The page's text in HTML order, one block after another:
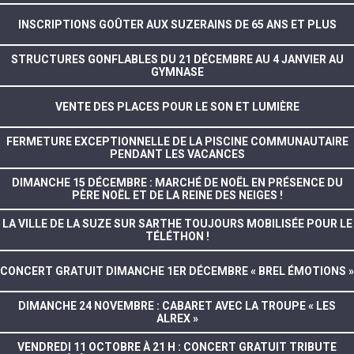
INSCRIPTIONS GOÛTER AUX SUZERAINS DE 65 ANS ET PLUS
STRUCTURES GONFLABLES DU 21 DÉCEMBRE AU 4 JANVIER AU
GYMNASE
VENTE DES PLACES POUR LE SON ET LUMIÈRE
FERMETURE EXCEPTIONNELLE DE LA PISCINE COMMUNAUTAIRE
PENDANT LES VACANCES
DIMANCHE 15 DÉCEMBRE : MARCHÉ DE NOËL EN PRÉSENCE DU
PÈRE NOËL ET DE LA REINE DES NEIGES !
LA VILLE DE LA SUZE SUR SARTHE TOUJOURS MOBILISÉE POUR LE
TÉLÉTHON !
CONCERT GRATUIT DIMANCHE 1ER DÉCEMBRE « BREL ÉMOTIONS »
DIMANCHE 24 NOVEMBRE : CABARET AVEC LA TROUPE « LES
ALREX »
VENDREDI 11 OCTOBRE À 21 H : CONCERT GRATUIT TRIBUTE